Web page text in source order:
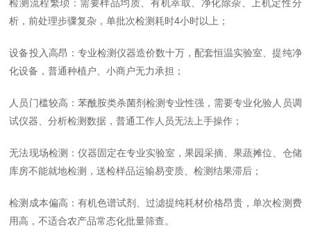
检测流程繁琐：需要样品均质、有机萃取、净化除杂、上机定性分
析，前处理步骤复杂，单批次检测耗时4小时以上；
设备投入高昂：专业检测仪器造价数十万，配套恒温实验室、提纯净
化设备，普通种植户、小商户无力承担；
人员门槛较高：苯酰胺类杀菌剂检测专业性强，需要专业化验人员调
试仪器、分析检测数据，普通工作人员无法上手操作；
无法现场检测：仪器固定在专业实验室，果园采摘、果蔬摊位、仓储
库房不能就地检测，送检样品运输易变质、检测结果滞后；
检测成本偏高：有机色谱试剂、过滤提纯耗材价格昂贵，单次检测费
用高，不适合农产品常态化批量筛查。